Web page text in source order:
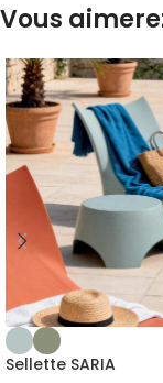
Vous
Sellette SARIA